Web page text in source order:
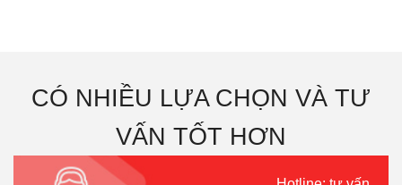
CÓ NHIỀU LỰA CHỌN VÀ TƯ
VẤN TỐT HƠN